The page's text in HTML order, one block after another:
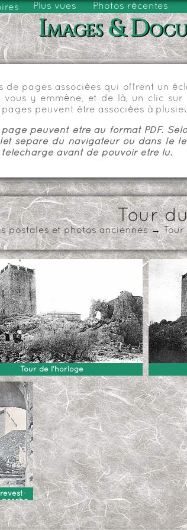
Plus vues Photos récentes
Images &
de pages associées qui offrent un
vous y emmène, et de là, un clic
peuvent être associées à
peuvent être au format PDF.
séparé du navigateur ou dans le
avant de pouvoir être lu.
Tour
postales et photos anciennes→ Tour
Tour de l'horloge
porche